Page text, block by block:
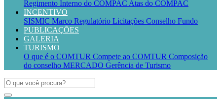
Regimento Interno do COMPAC Atas do COMPAC
INCENTIVO
SISMIC Marco Regulatório Licitações Conselho Fundo
PUBLICAÇÕES
GALERIA
TURISMO
O que é o COMTUR Compete ao COMTUR Composição
do conselho MERCADO Gerência de Turismo